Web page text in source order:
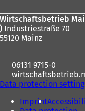
Wirtschaftsbetrieb
) Industriestraße 70
55120 Mainz
06131 9715-0
Data protection
Imprint